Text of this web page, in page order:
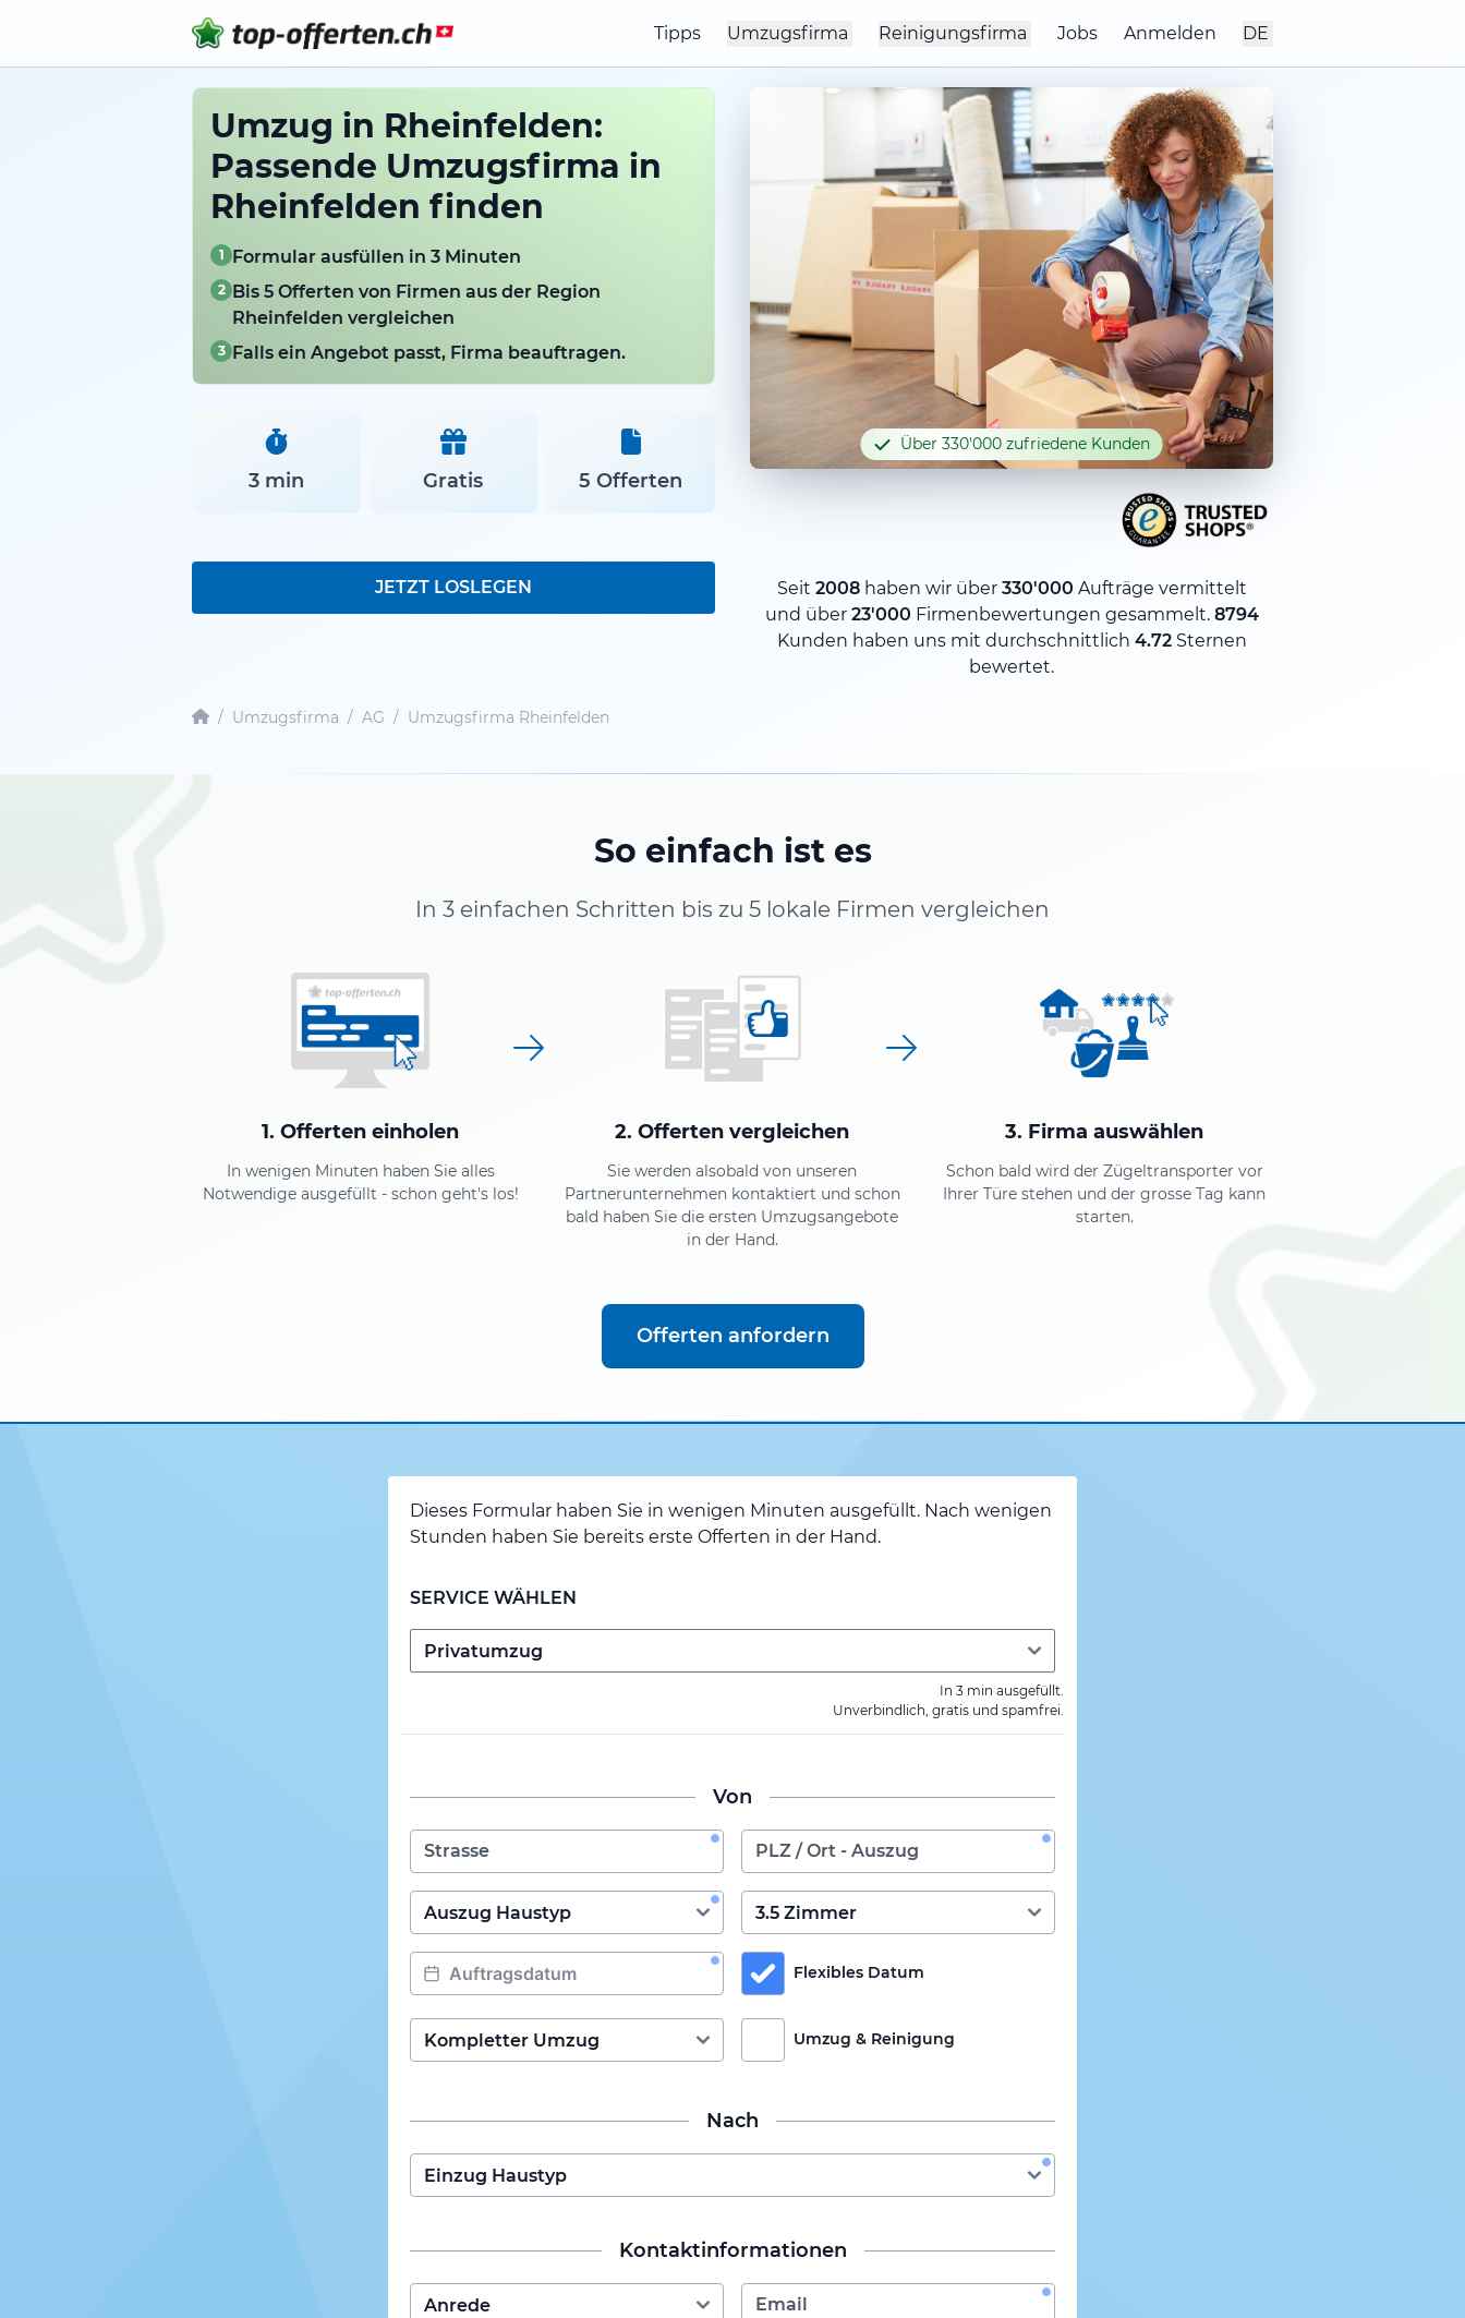
Tipps Umzugsfirma Reinigungsfirma Jobs Anmelden DE
Umzug in Rheinfelden:
Passende Umzugsfirma in
Rheinfelden finden
1 Formular ausfüllen in 3 Minuten
2 Bis 5 Offerten von Firmen aus der Region
Rheinfelden vergleichen
3 Falls ein Angebot passt, Firma beauftragen.
3 min Gratis 5 Offerten
JETZT LOSLEGEN
Über 330'000 zufriedene Kunden
Seit 2008haben wir über 330'000 Aufträge vermittelt
und über 23'000 Firmenbewertungen gesammelt. 8794
Kunden haben uns mit durchschnittlich 4.72Sternen
bewertet.
/ Umzugsfirma / AG / Umzugsfirma Rheinfelden
So einfach ist es
In 3 einfachen Schritten bis zu 5 lokale Firmen vergleichen
1. Offerten einholen
In wenigen Minuten haben Sie alles
Notwendige ausgefüllt - schon geht's los!
2. Offerten vergleichen
Sie werden alsobald von unseren
Partnerunternehmen kontaktiert und schon
bald haben Sie die ersten Umzugsangebote
in der Hand.
3. Firma auswählen
Schon bald wird der Zügeltransporter vor
Ihrer Türe stehen und der grosse Tag kann
starten.
Offerten anfordern
Dieses Formular haben Sie in wenigen Minuten ausgefüllt. Nach wenigen
Stunden haben Sie bereits erste Offerten in der Hand.
SERVICE WÄHLEN
In 3 min ausgefüllt.
Unverbindlich, gratis und spamfrei.
Von
Flexibles Datum
Umzug & Reinigung
Nach
Kontaktinformationen